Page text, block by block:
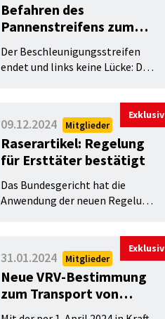
Befahren des
Pannenstreifens zum
Einspuren
Der Beschleunigungsstreifen
endet und links keine Lücke: Darf
kommen?
Exklusiv
09.12.2024 Mitglieder
Raserartikel: Regelung
für Ersttäter bestätigt
Das Bundesgericht hat die
Anwendung der neuen Regelung
Exklusiv
31.01.2024 Mitglieder
Neue VRV-Bestimmung
zum Transport von
Elektrovelos